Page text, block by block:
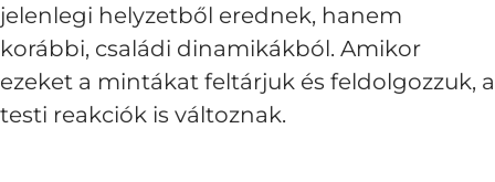
jelenlegi helyzetből erednek, hanem
korábbi, családi dinamikákból. Amikor
ezeket a mintákat feltárjuk és feldolgozzuk, a
testi reakciók is változnak.